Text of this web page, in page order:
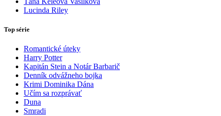
Lucinda Riley
Top série
Romantické úteky
Harry Potter
Kapitán Stein a Notár Barbarič
Denník odvážneho bojka
Krimi Dominika Dána
Učím sa rozprávať
Duna
Smradi